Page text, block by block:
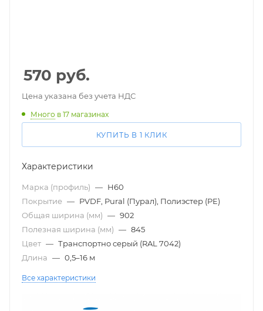
570 руб.
Цена указана без учета НДС
Много в 17 магазинах
КУПИТЬ В 1 КЛИК
Характеристики
Марка (профиль) — Н60
Покрытие — PVDF, Pural (Пурал), Полиэстер (PE)
Общая ширина (мм) — 902
Полезная ширина (мм) — 845
Цвет — Транспортно серый (RAL 7042)
Длина — 0,5–16 м
Все характеристики